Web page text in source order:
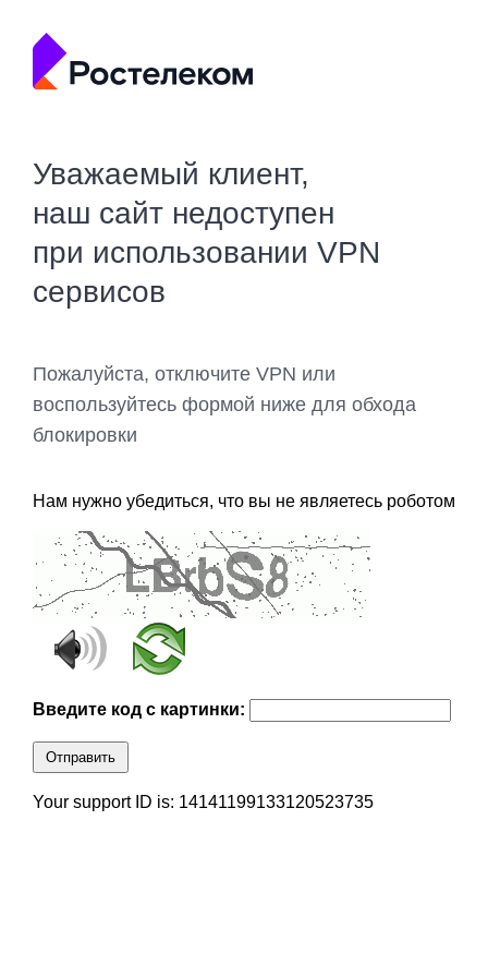
Уважаемый клиент,
наш сайт недоступен
при использовании VPN
сервисов
Пожалуйста, отключите VPN или
воспользуйтесь формой ниже для обхода
блокировки
Нам нужно убедиться, что вы не являетесь роботом
Введите код с картинки:
Отправить
Your support ID is: 14141199133120523735